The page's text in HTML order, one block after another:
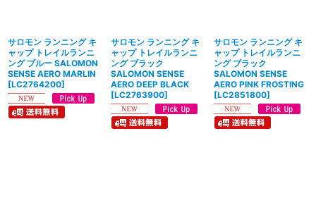
サロモン ランニング キ
ャップ トレイルランニ
ング ブルー SALOMON
SENSE AERO MARLIN
[LC2764200]
サロモン ランニング キ
ャップ トレイルランニ
ング ブラック
SALOMON SENSE
AERO DEEP BLACK
[LC2763900]
サロモン ランニング キ
ャップ トレイルランニ
ング ブラック
SALOMON SENSE
AERO PINK FROSTING
[LC2851800]